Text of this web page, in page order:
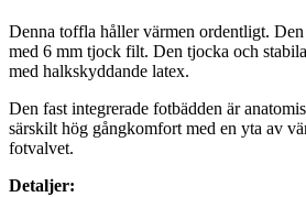
Denna toffla håller värmen ordentligt.
med 6 mm tjock filt. Den tjocka och
med halkskyddande latex.
Den fast integrerade fotbädden är
särskilt hög gångkomfort med en yta av
fotvalvet.
Detaljer: